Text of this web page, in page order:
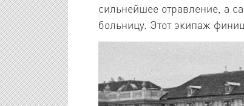
сильнейшее отравление, а
больницу. Этот экипаж